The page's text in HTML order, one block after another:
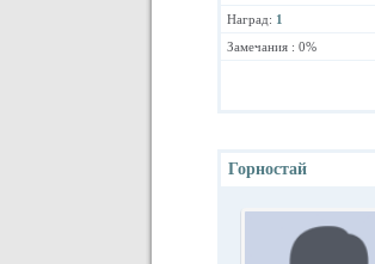
Наград: 1
Замечания : 0%
Горностай